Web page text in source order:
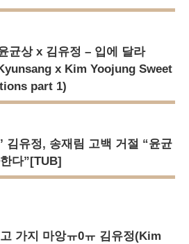
균상 x 김유정 – 입에 달라
x Kim Yoojung Sweet
part 1)
김유정, 송재림 고백 거절 “윤균
다”[TUB]
가지 마앙ㅠ0ㅠ 김유정(Kim